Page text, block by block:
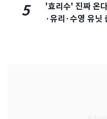
5
'효리수' 진짜 온
·유리·수영 유닛